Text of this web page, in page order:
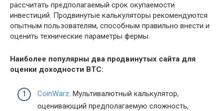
рассчитать предполагаемый срок окупаемости
инвестиций. Продвинутые калькуляторы рекомендуются
опытным пользователям, способным правильно внести и
оценить технические параметры фермы.
Наиболее популярны два продвинутых сайта для
оценки доходности BTC:
CoinWarz. Мультивалютный калькулятор,
оценивающий предполагаемую сложность,